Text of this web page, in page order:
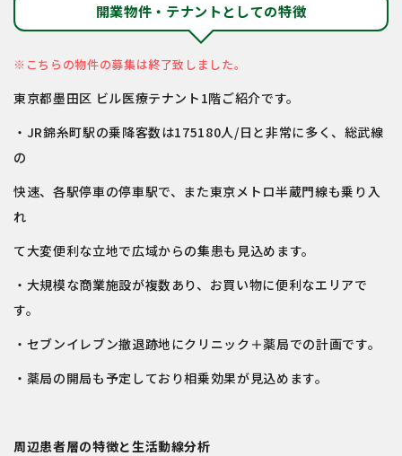
開業物件・テナントとしての特徴
※こちらの物件の募集は終了致しました。
東京都墨田区 ビル医療テナント1階ご紹介です。
・JR錦糸町駅の乗降客数は175180人/日と非常に多く、総武線
の
快速、各駅停車の停車駅で、また東京メトロ半蔵門線も乗り入
れ
て大変便利な立地で広域からの集患も見込めます。
・大規模な商業施設が複数あり、お買い物に便利なエリアで
す。
・セブンイレブン撤退跡地にクリニック＋薬局での計画です。
・薬局の開局も予定しており相乗効果が見込めます。
周辺患者層の特徴と生活動線分析